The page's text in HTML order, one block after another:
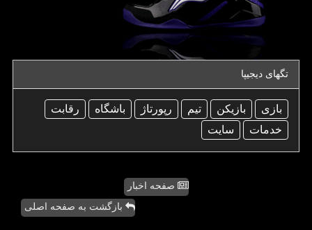
تگهای دیجیپا
بازی بازیكن تیم رپورتاژ باشگاه
رقابت
خدمات
سایت
صفحه اخبار
بازگشت به صفحه اصلی